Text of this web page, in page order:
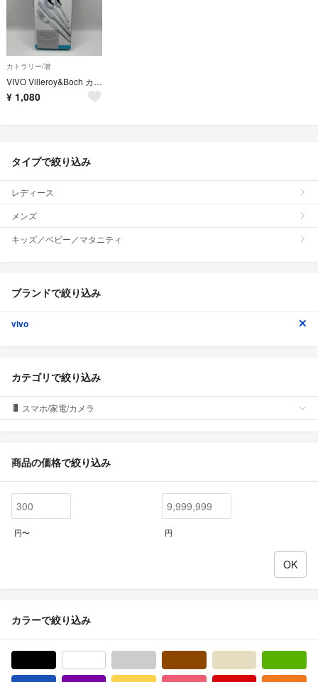
カトラリー/箸
VIVO Villeroy&Boch カトラリー4点セットスプーンフォークナイフ
¥ 1,080
タイプで絞り込み
レディース
メンズ
キッズ／ベビー／マタニティ
ブランドで絞り込み
vivo
カテゴリで絞り込み
スマホ/家電/カメラ
商品の価格で絞り込み
円〜 円
カラーで絞り込み